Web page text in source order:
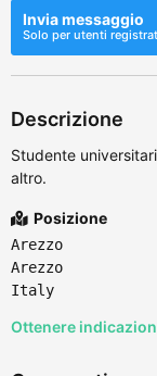
Invia messaggio
Solo per utenti
Descrizione
Studente
altro.
Posizione
Arezzo
Arezzo
Italy
Ottenere